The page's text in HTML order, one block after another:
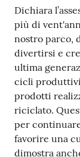
Dichiara
più di
nostro parco,
divertirsi e
ultima
cicli produttivi
prodotti
riciclato.
per
favorire una
dimostra